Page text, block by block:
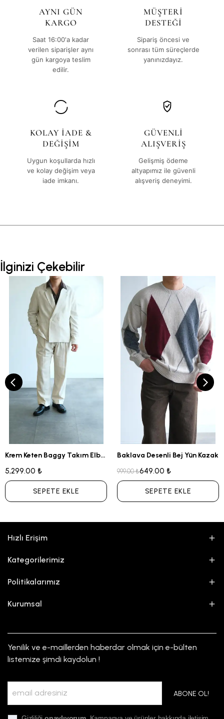
AYNI GÜN
KARGO
Saat 16:00'a kadar
verilen siparişler aynı
gün kargoya teslim
edilir.
MÜŞTERİ
DESTEĞİ
Sipariş öncesi ve
sonrası tüm süreçlerde
yanınızdayız.
KOLAY İADE &
DEĞİŞİM
Uygun koşullarda hızlı
ve kolay değişim veya
iade imkanı.
GÜVENLİ
ALIŞVERİŞ
Gelişmiş ödeme
altyapımız ile güvenli
alışveriş deneyimi.
İlginizi Çekebilir
Krem Keten Baggy Takım Elbise
5,299.00 ₺
SEPETE EKLE
Baklava Desenli Bej Yün Kazak
999.00 ₺649.00 ₺
SEPETE EKLE
Hızlı Erişim
Kategorilerimiz
Politikalarımız
Kurumsal
Yenilik ve e-maillerden haberdar olmak için e-bülten
listemize şimdi kaydolun !
ABONE OL!